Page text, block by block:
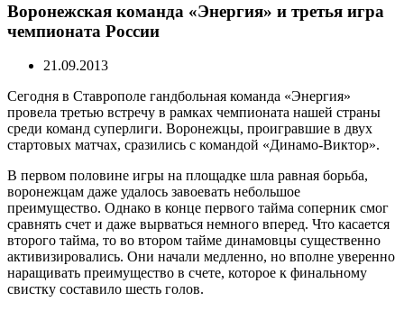
Воронежская команда «Энергия» и третья игра
чемпионата России
21.09.2013
Сегодня в Ставрополе гандбольная команда «Энергия»
провела третью встречу в рамках чемпионата нашей страны
среди команд суперлиги. Воронежцы, проигравшие в двух
стартовых матчах, сразились с командой «Динамо-Виктор».
В первом половине игры на площадке шла равная борьба,
воронежцам даже удалось завоевать небольшое
преимущество. Однако в конце первого тайма соперник смог
сравнять счет и даже вырваться немного вперед. Что касается
второго тайма, то во втором тайме динамовцы существенно
активизировались. Они начали медленно, но вполне уверенно
наращивать преимущество в счете, которое к финальному
свистку составило шесть голов.